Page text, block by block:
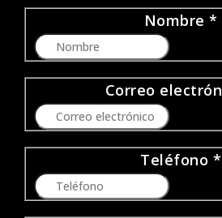
Nombre *
Correo
Teléfono *